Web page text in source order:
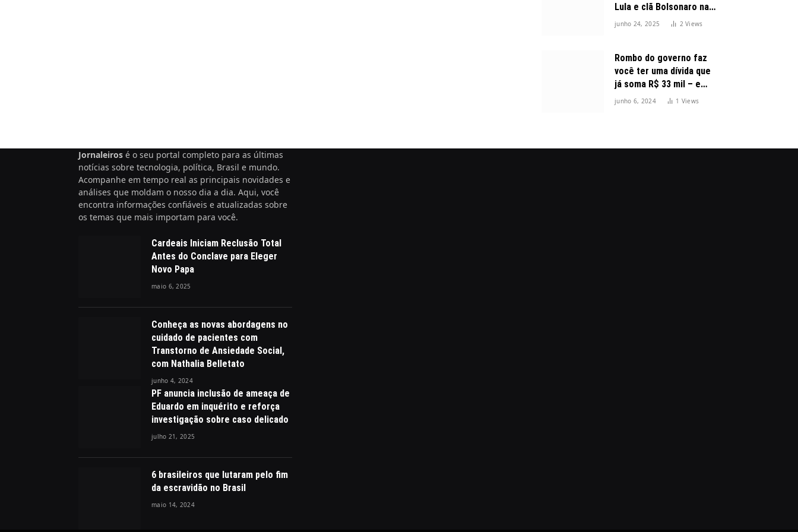
Lula e clã Bolsonaro na
disputa presidencial
junho 24, 2025 2Views
Rombo do governo faz
você ter uma dívida que
já soma R$ 33 mil – e
cresceu 300%
junho 6, 2024 1 Views
Jornaleiros é o seu portal completo para as últimas
notícias sobre tecnologia, política, Brasil e mundo.
Acompanhe em tempo real as principais novidades e
análises que moldam o nosso dia a dia. Aqui, você
encontra informações confiáveis e atualizadas sobre
os temas que mais importam para você.
Cardeais Iniciam Reclusão Total
Antes do Conclave para Eleger
Novo Papa
maio 6, 2025
Conheça as novas abordagens no
cuidado de pacientes com
Transtorno de Ansiedade Social,
com Nathalia Belletato
junho 4, 2024
PF anuncia inclusão de ameaça de
Eduardo em inquérito e reforça
investigação sobre caso delicado
julho 21, 2025
6 brasileiros que lutaram pelo fim
da escravidão no Brasil
maio 14, 2024